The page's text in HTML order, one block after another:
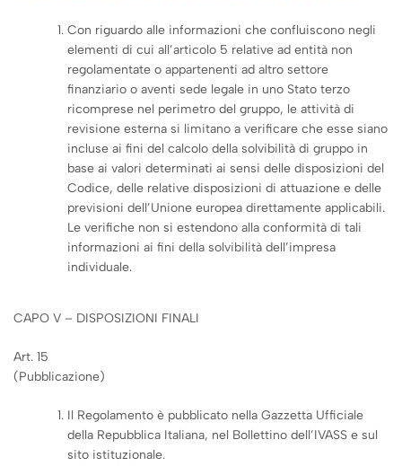
Con riguardo alle informazioni che confluiscono negli
elementi di cui all’articolo 5 relative ad entità non
regolamentate o appartenenti ad altro settore
finanziario o aventi sede legale in uno Stato terzo
ricomprese nel perimetro del gruppo, le attività di
revisione esterna si limitano a verificare che esse siano
incluse ai fini del calcolo della solvibilità di gruppo in
base ai valori determinati ai sensi delle disposizioni del
Codice, delle relative disposizioni di attuazione e delle
previsioni dell’Unione europea direttamente applicabili.
Le verifiche non si estendono alla conformità di tali
informazioni ai fini della solvibilità dell’impresa
individuale.
CAPO V – DISPOSIZIONI FINALI
Art. 15
(Pubblicazione)
Il Regolamento è pubblicato nella Gazzetta Ufficiale
della Repubblica Italiana, nel Bollettino dell’IVASS e sul
sito istituzionale.